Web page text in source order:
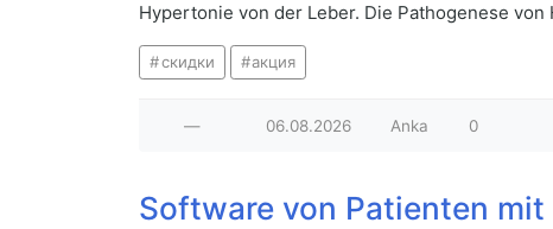
Hypertonie von der Leber. Die Pathogenese
скидки акция
— 06.08.2026 Anka 0
Software von Patienten